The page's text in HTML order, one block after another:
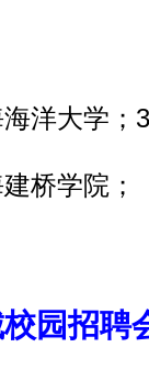
洋大学；
桥学院；
园招聘